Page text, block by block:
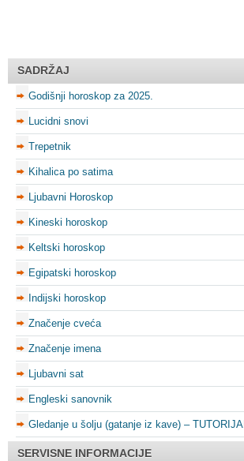
SADRŽAJ
Godišnji horoskop za 2025.
Lucidni snovi
Trepetnik
Kihalica po satima
Ljubavni Horoskop
Kineski horoskop
Keltski horoskop
Egipatski horoskop
Indijski horoskop
Značenje cveća
Značenje imena
Ljubavni sat
Engleski sanovnik
Gledanje u šolju (gatanje iz kave) –
SERVISNE INFORMACIJE